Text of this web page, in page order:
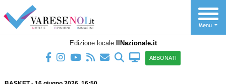
Edizione locale IlNazionale.it
ABBONATI